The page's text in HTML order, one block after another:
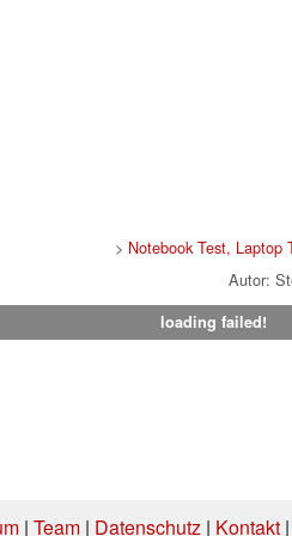
> Notebook Test, Laptop
Autor:
loading failed!
| Team | Datenschutz | Kontakt |